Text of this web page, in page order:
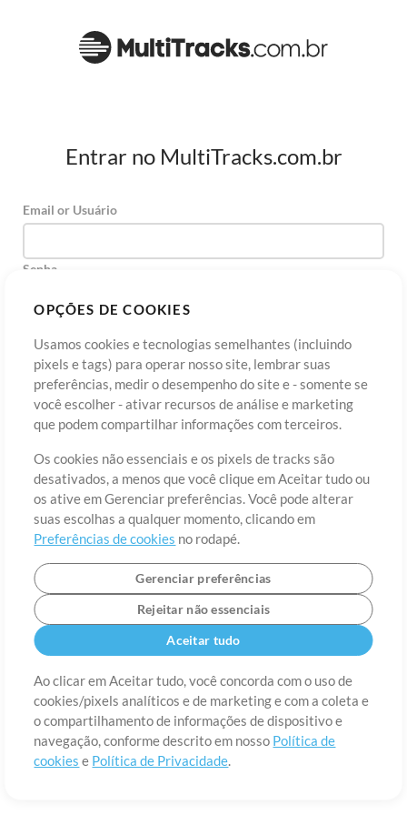
OPÇÕES DE COOKIES
Usamos cookies e tecnologias semelhantes (incluindo
pixels e tags) para operar nosso site, lembrar suas
preferências, medir o desempenho do site e - somente se
você escolher - ativar recursos de análise e marketing
que podem compartilhar informações com terceiros.
Os cookies não essenciais e os pixels de tracks são
desativados, a menos que você clique em Aceitar tudo ou
os ative em Gerenciar preferências. Você pode alterar
suas escolhas a qualquer momento, clicando em
Preferências de cookies no rodapé.
Gerenciar preferências
Rejeitar não essenciais
Aceitar tudo
Ao clicar em Aceitar tudo, você concorda com o uso de
cookies/pixels analíticos e de marketing e com a coleta e
o compartilhamento de informações de dispositivo e
navegação, conforme descrito em nosso Política de
cookies e Política de Privacidade.
Entrar no MultiTracks.com.br
Email or Usuário
Senha
Cadastre-seEsqueceu sua senha?
Termos de Uso Política de Privacidade
Preferências de
Contato
©2006-2026 por MultiTracks LLC. Todos os Direitos Reservados.